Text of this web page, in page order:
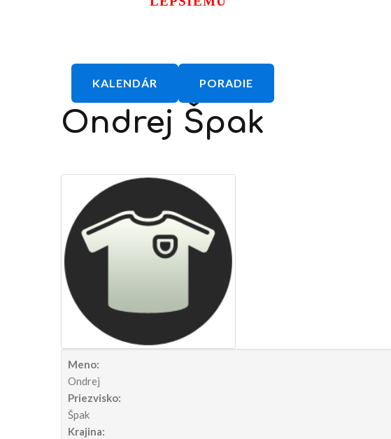
KALENDÁR PORADIE
Ondrej Špak
Meno:
Ondrej
Priezvisko:
Špak
Krajina: